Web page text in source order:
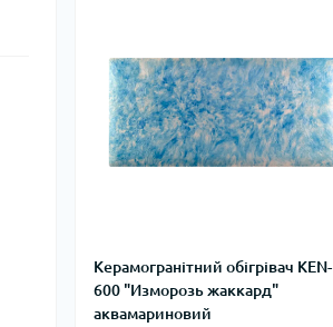
Керамогранітний обігрівач KEN-
600 "Изморозь жаккард"
аквамариновий